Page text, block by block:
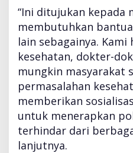
r
,
B
o
g
o
r
“Ini ditujukan kepada
membutuhkan
lain sebagainya.
kesehatan, dokter-
mungkin masyarakat
permasalahan
memberikan
untuk menerapkan
terhindar dari
lanjutnya.